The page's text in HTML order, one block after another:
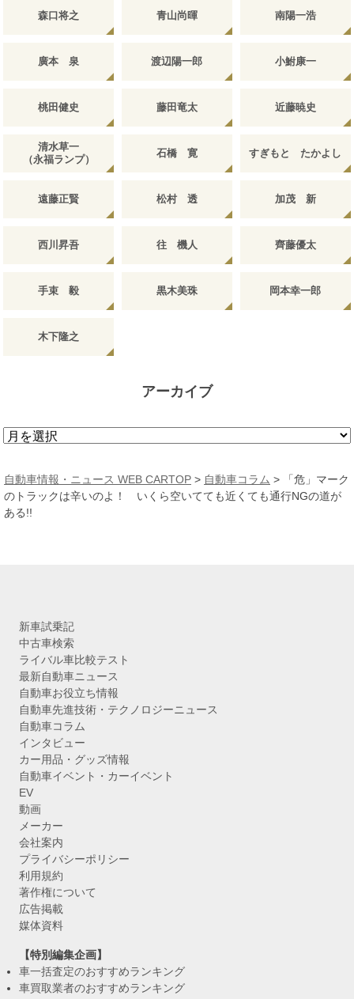
森口将之 青山尚暉 南陽一浩
廣本 泉 渡辺陽一郎 小鮒康一
桃田健史 藤田竜太 近藤暁史
清水草一
（永福ランプ）
石橋 寛 すぎもと たかよし
遠藤正賢 松村 透 加茂 新
西川昇吾 往 機人 齊藤優太
手束 毅 黒木美珠 岡本幸一郎
木下隆之
アーカイブ
ア
カ
イ
ブ
自動車情報・ニュース WEB CARTOP > 自動車コラム >
「危」マーク
のトラックは辛いのよ！ いくら空いてても近くても通行NGの道が
ある!!
新車試乗記
中古車検索
ライバル車比較テスト
最新自動車ニュース
自動車お役立ち情報
自動車先進技術・テクノロジーニュース
自動車コラム
インタビュー
カー用品・グッズ情報
自動車イベント・カーイベント
EV
動画
メーカー
会社案内
プライバシーポリシー
利用規約
著作権について
広告掲載
媒体資料
【特別編集企画】
車一括査定のおすすめランキング
車買取業者のおすすめランキング